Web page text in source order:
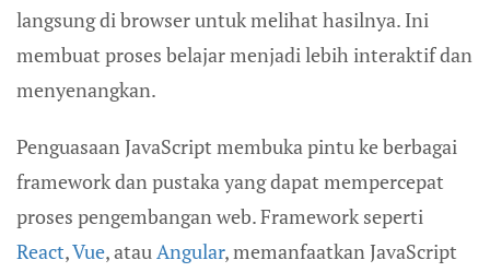
langsung di browser untuk melihat hasilnya. Ini
membuat proses belajar menjadi lebih interaktif dan
menyenangkan.
Penguasaan JavaScript membuka pintu ke berbagai
framework dan pustaka yang dapat mempercepat
proses pengembangan web. Framework seperti
React,Vue, atauAngular, memanfaatkan JavaScript